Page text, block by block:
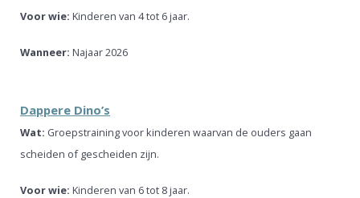
Voor wie: Kinderen van 4 tot 6 jaar.
Wanneer: Najaar 2026
Dappere Dino’s
Wat: Groepstraining voor kinderen waarvan de ouders gaan
scheiden of gescheiden zijn.
Voor wie: Kinderen van 6 tot 8 jaar.